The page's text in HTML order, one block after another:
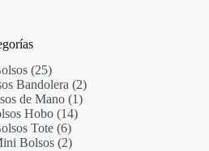
2525
productos
Bandolera 22
productos
de Mano 11
Hobo 1414
Tote 66
productos
Bolsos 22